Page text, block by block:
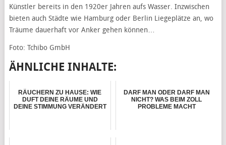
Künstler bereits in den 1920er Jahren aufs Wasser. Inzwischen
bieten auch Städte wie Hamburg oder Berlin Liegeplätze an, wo
Träume dauerhaft vor Anker gehen können…
Foto: Tchibo GmbH
ÄHNLICHE INHALTE:
RÄUCHERN ZU HAUSE: WIE
DUFT DEINE RÄUME UND
DEINE STIMMUNG VERÄNDERT
DARF MAN ODER DARF MAN
NICHT? WAS BEIM ZOLL
PROBLEME MACHT